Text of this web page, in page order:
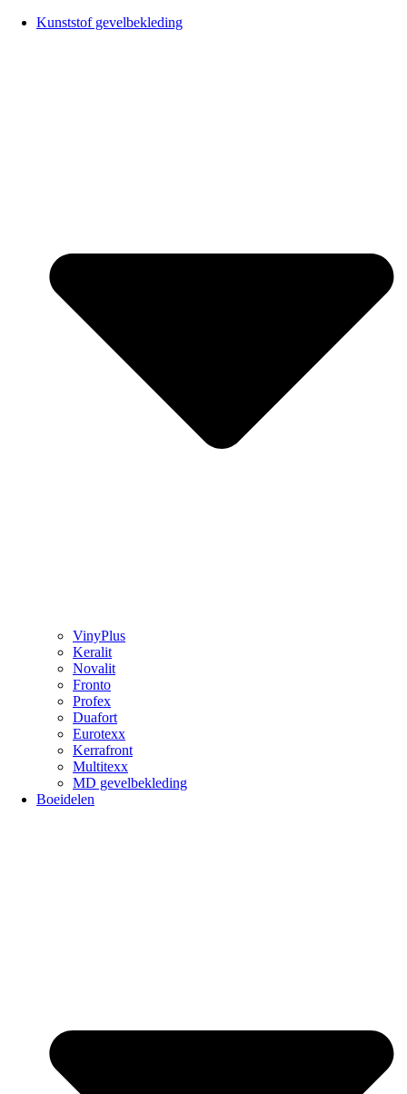
Kunststof gevelbekleding
VinyPlus
Keralit
Novalit
Fronto
Profex
Duafort
Eurotexx
Kerrafront
Multitexx
MD gevelbekleding
Boeidelen